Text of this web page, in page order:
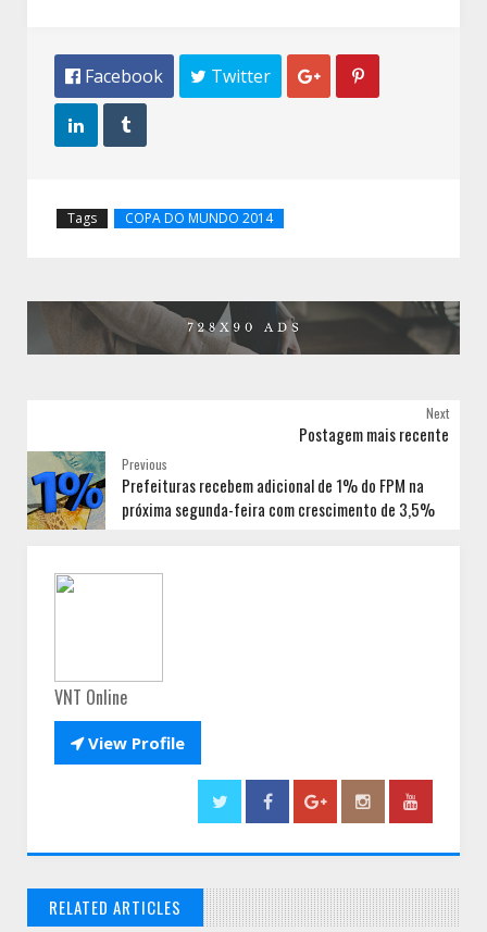
 Facebook  Twitter  
 
Tags COPA DO MUNDO 2014
Next
Postagem mais recente
Previous
Prefeituras recebem adicional de 1% do FPM na
próxima segunda-feira com crescimento de 3,5%
VNT Online
View Profile
RELATED ARTICLES